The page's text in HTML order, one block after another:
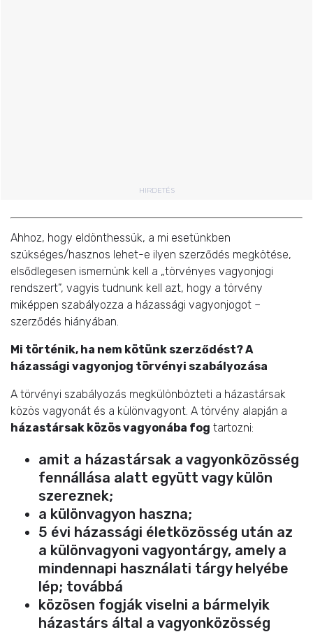
HIRDETÉS
Ahhoz, hogy eldönthessük, a mi esetünkben
szükséges/hasznos lehet-e ilyen szerződés megkötése,
elsődlegesen ismernünk kell a „törvényes vagyonjogi
rendszert”, vagyis tudnunk kell azt, hogy a törvény
miképpen szabályozza a házassági vagyonjogot –
szerződés hiányában.
Mi történik, ha nem kötünk szerződést? A
házassági vagyonjog törvényi szabályozása
A törvényi szabályozás megkülönbözteti a házastársak
közös vagyonát és a különvagyont. A törvény alapján a
házastársak közös vagyonába fog tartozni:
amit a házastársak a vagyonközösség
fennállása alatt együtt vagy külön
szereznek;
a különvagyon haszna;
5 évi házassági életközösség után az
a különvagyoni vagyontárgy, amely a
mindennapi használati tárgy helyébe
lép; továbbá
közösen fogják viselni a bármelyik
házastárs által a vagyonközösség